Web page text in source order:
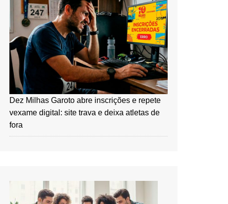
Dez Milhas Garoto abre inscrições e repete
vexame digital: site trava e deixa atletas de
fora